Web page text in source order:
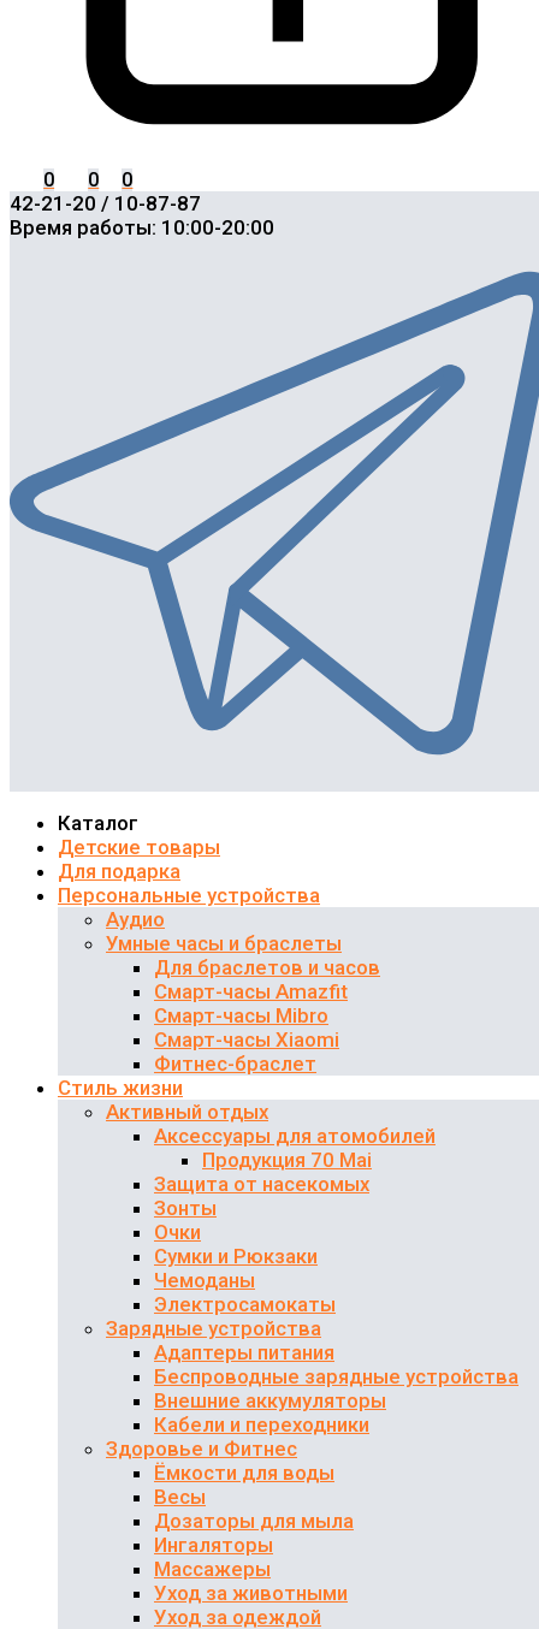
0 0 0
42-21-20 / 10-87-87
Время работы: 10:00-20:00
Каталог
Детские товары
Для подарка
Персональные устройства
Аудио
Умные часы и браслеты
Для браслетов и часов
Смарт-часы Amazfit
Смарт-часы Mibro
Смарт-часы Xiaomi
Фитнес-браслет
Стиль жизни
Активный отдых
Аксессуары для атомобилей
Продукция 70 Mai
Защита от насекомых
Зонты
Очки
Сумки и Рюкзаки
Чемоданы
Электросамокаты
Зарядные устройства
Адаптеры питания
Беспроводные зарядные устройства
Внешние аккумуляторы
Кабели и переходники
Здоровье и Фитнес
Ёмкости для воды
Весы
Дозаторы для мыла
Ингаляторы
Массажеры
Уход за животными
Уход за одеждой